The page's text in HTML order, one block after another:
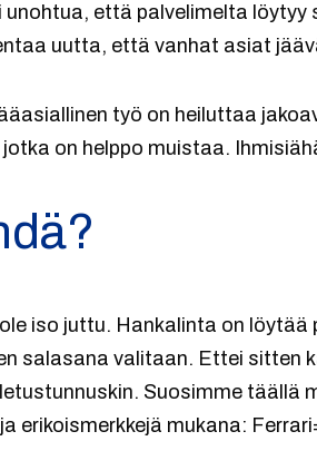
että palvelimelta
uutta, että vanhat asiat
työ on heiluttaa
on helppo muistaa.
iso juttu. Hankalinta on
salasana valitaan. Ettei sitten
Suosimme täällä
erikoismerkkejä mukana: